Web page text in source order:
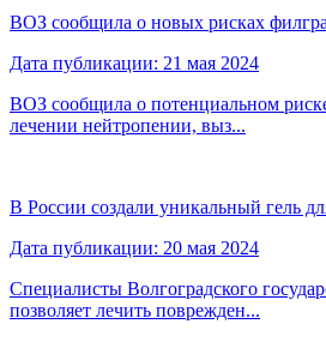
ВОЗ сообщила о новых рисках
Дата публикации: 21 мая 2024
ВОЗ сообщила о потенциальном
лечении нейтропении, выз...
В России создали уникальный гель
Дата публикации: 20 мая 2024
Специалисты Волгоградского
позволяет лечить поврежден...